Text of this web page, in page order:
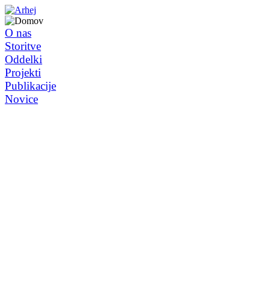
O nas
Storitve
Oddelki
Projekti
Publikacije
Novice